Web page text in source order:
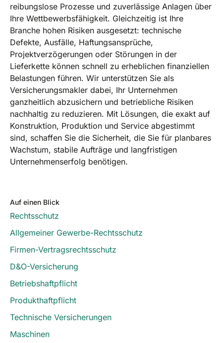
reibungslose Prozesse und zuverlässige Anlagen über
Ihre Wettbewerbsfähigkeit. Gleichzeitig ist Ihre
Branche hohen Risiken ausgesetzt: technische
Defekte, Ausfälle, Haftungsansprüche,
Projektverzögerungen oder Störungen in der
Lieferkette können schnell zu erheblichen finanziellen
Belastungen führen. Wir unterstützen Sie als
Versicherungsmakler dabei, Ihr Unternehmen
ganzheitlich abzusichern und betriebliche Risiken
nachhaltig zu reduzieren. Mit Lösungen, die exakt auf
Konstruktion, Produktion und Service abgestimmt
sind, schaffen Sie die Sicherheit, die Sie für planbares
Wachstum, stabile Aufträge und langfristigen
Unternehmenserfolg benötigen.
Auf einen Blick
Rechtsschutz
Allgemeiner Gewerbe-Rechtsschutz
Firmen-Vertragsrechtsschutz
D&O-Versicherung
Betriebshaftpflicht
Produkthaftpflicht
Technische Versicherungen
Maschinen